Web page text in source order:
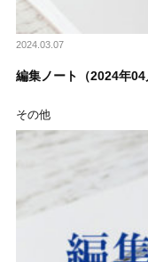
2024.03.07
編集ノート（2024年04
その他